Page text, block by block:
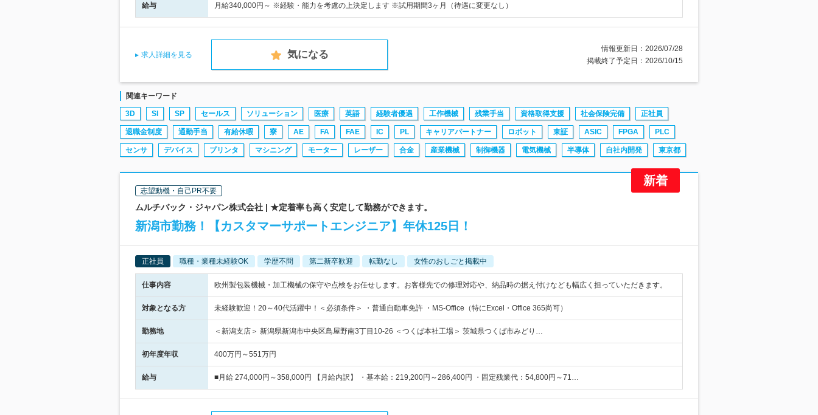
給与 月給340,000円～ ※経験・能力を考慮の上決定します ※試用期間3ヶ月（待遇に変更なし）
求人詳細を見る 気になる
情報更新日：2026/07/28
掲載終了予定日：2026/10/15
関連キーワード
3D SI SP セールス ソリューション 医療 英語 経験者優遇 工作機械 残業手当 資格取得支援 社会保険完備 正社員
退職金制度 通勤手当 有給休暇 寮 AE FA FAE IC PL キャリアパートナー ロボット 東証 ASIC FPGA PLC
センサ デバイス プリンタ マシニング モーター レーザー 合金 産業機械 制御機器 電気機械 半導体 自社内開発 東京都
志望動機・自己PR不要
ムルチバック・ジャパン株式会社 | ★定着率も高く安定して勤務ができます。
新潟市勤務！【カスタマーサポートエンジニア】年休125日！
正社員 職種・業種未経験OK 学歴不問 第二新卒歓迎 転勤なし 女性のおしごと掲載中
仕事内容 欧州製包装機械・加工機械の保守や点検をお任せします。お客様先での修理対応や、納品時の据え付けなども幅広く担っていただきます。
対象となる方 未経験歓迎！20～40代活躍中！＜必須条件＞ ・普通自動車免許 ・MS-Office（特にExcel・Office 365尚可）
勤務地 ＜新潟支店＞ 新潟県新潟市中央区鳥屋野南3丁目10-26 ＜つくば本社工場＞ 茨城県つくば市みどり…
初年度年収 400万円～551万円
給与 ■月給 274,000円～358,000円 【月給内訳】 ・基本給：219,200円～286,400円 ・固定残業代：54,800円～71…